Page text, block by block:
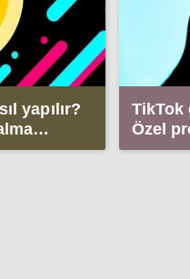
yapılır?
TikTok
Özel